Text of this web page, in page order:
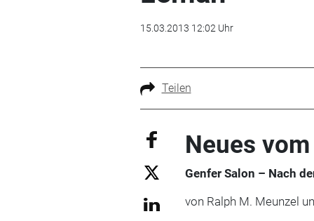
15.03.2013 12:02 Uhr
Teilen
Neues
Genfer Salon – Nach
von Ralph M. Meunzel